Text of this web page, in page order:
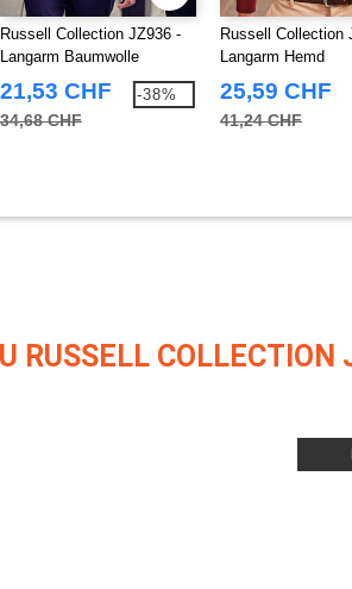
Russell Collection JZ936 -
Langarm Baumwolle
Pflegeleicht Poplin Hemd
21,53 CHF
34,68 CHF
-38%
Russell Collection
Langarm Hemd
25,59 CHF
41,24 CHF
RUSSELL COLLECTION